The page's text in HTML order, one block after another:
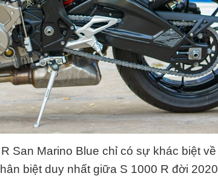
San Marino Blue chỉ có sự khác biệt về
biệt duy nhất giữa S 1000 R đời 2020